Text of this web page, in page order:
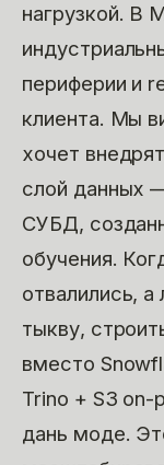
нагрузкой. В
периферии и
клиента. Мы
хочет
слой данных
СУБД,
обучения.
отвалились, а
тыкву,
вместо
Trino + S3
дань моде.